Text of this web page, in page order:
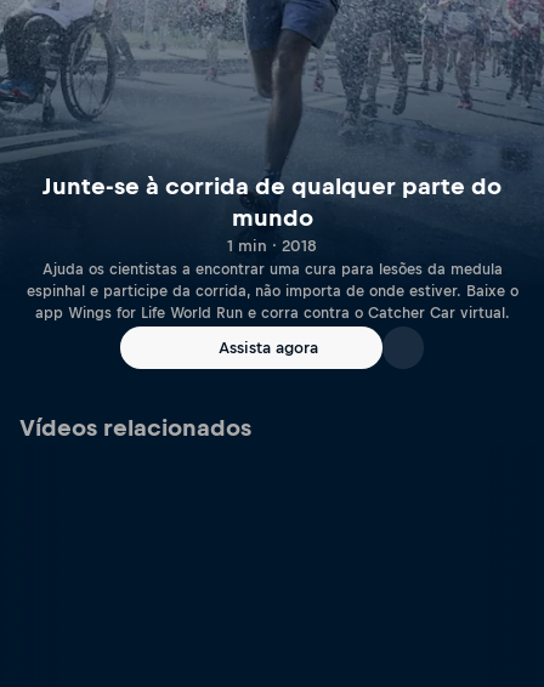
Junte-se à corrida de qualquer parte do
mundo
1 min · 2018
Ajuda os cientistas a encontrar uma cura para lesões da medula
espinhal e participe da corrida, não importa de onde estiver. Baixe o
app Wings for Life World Run e corra contra o Catcher Car virtual.
Assista agora
Vídeos relacionados